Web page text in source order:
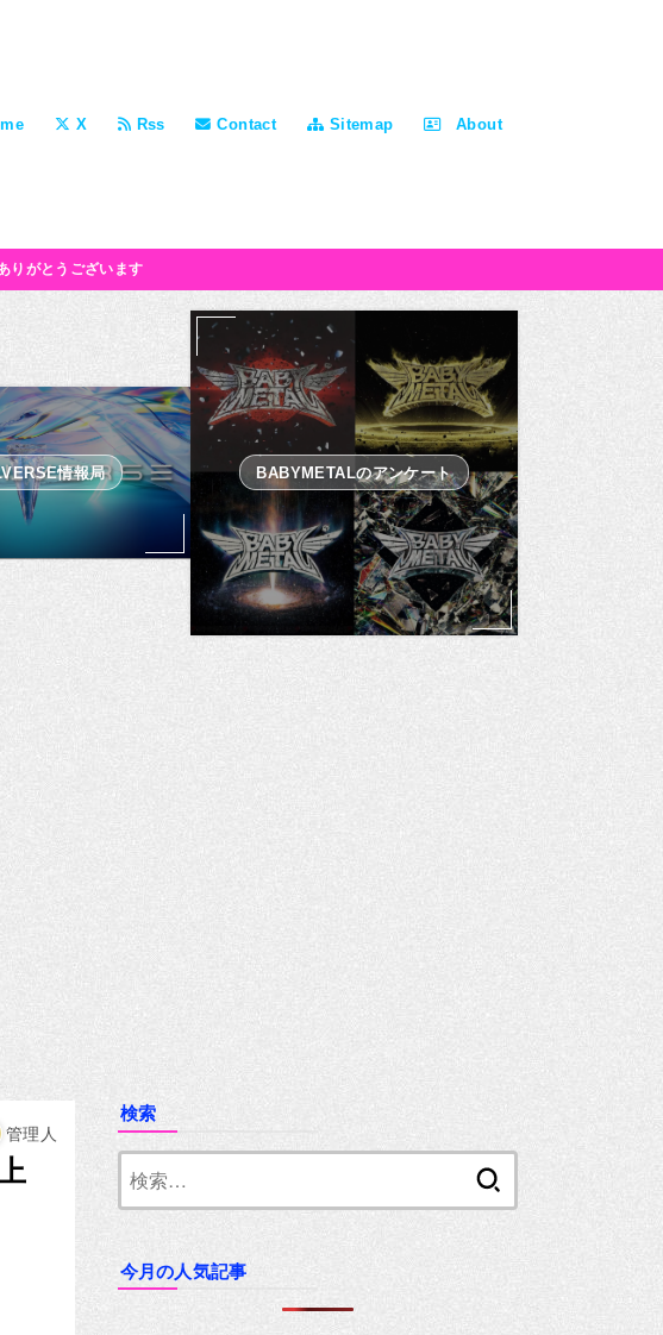
X Rss Contact Sitemap About
りがとうございます
情報局 BABYMETALのアンケート
管理人
検索
今月の人気記事